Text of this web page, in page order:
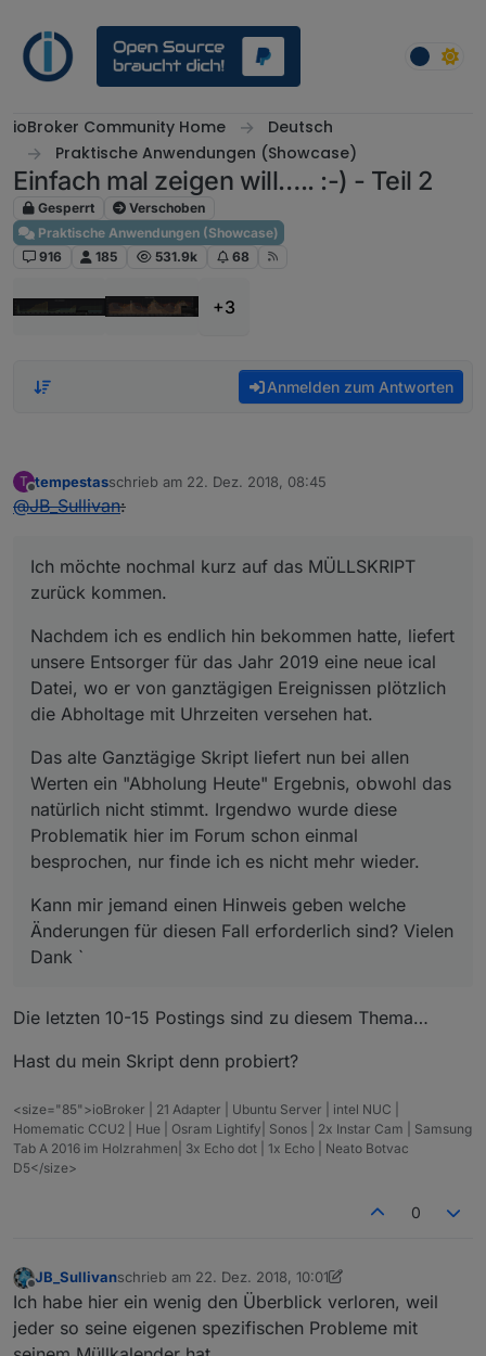
ioBroker Community Home
Deutsch
Praktische Anwendungen (Showcase)
Einfach mal zeigen will….. :-) - Teil 2
Gesperrt
Verschoben
Praktische Anwendungen (Showcase)
916
185 531.9k 68
+3
Anmelden zum Antworten
T
Offline
tempestasschrieb am 22. Dez. 2018, 08:45
zuletzt editiert von
@JB_Sullivan:
Ich möchte nochmal kurz auf das MÜLLSKRIPT
zurück kommen.
Nachdem ich es endlich hin bekommen hatte, liefert
unsere Entsorger für das Jahr 2019 eine neue ical
Datei, wo er von ganztägigen Ereignissen plötzlich
die Abholtage mit Uhrzeiten versehen hat.
Das alte Ganztägige Skript liefert nun bei allen
Werten ein "Abholung Heute" Ergebnis, obwohl das
natürlich nicht stimmt. Irgendwo wurde diese
Problematik hier im Forum schon einmal
besprochen, nur finde ich es nicht mehr wieder.
Kann mir jemand einen Hinweis geben welche
Änderungen für diesen Fall erforderlich sind? Vielen
Dank `
Die letzten 10-15 Postings sind zu diesem Thema…
Hast du mein Skript denn probiert?
<size="85">ioBroker | 21 Adapter | Ubuntu Server | intel NUC |
Homematic CCU2 | Hue | Osram Lightify| Sonos | 2x Instar Cam | Samsung
Tab A 2016 im Holzrahmen| 3x Echo dot | 1x Echo | Neato Botvac
D5</size>
0
Offline
JB_Sullivanschrieb am 22. Dez. 2018, 10:01
zuletzt editiert von Jey Cee
Ich habe hier ein wenig den Überblick verloren, weil
jeder so seine eigenen spezifischen Probleme mit